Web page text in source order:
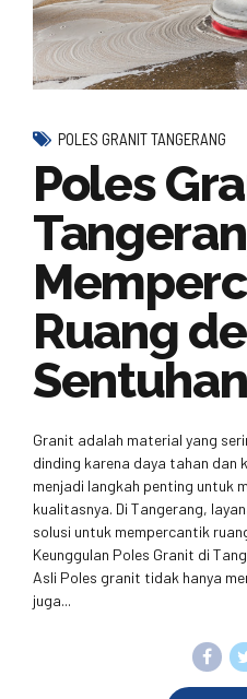
POLES GRANIT TANGERANG
Poles
Ruang
Granit adalah material yang
dinding karena daya tahan dan
menjadi langkah penting untuk
kualitasnya. Di Tangerang,
solusi untuk mempercantik
Keunggulan Poles Granit di
Asli Poles granit tidak hanya
juga...